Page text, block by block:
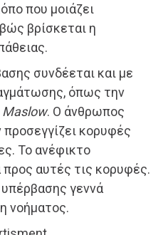
που μοιάζει
βρίσκεται η
συνδέεται και με
όπως την
. Ο άνθρωπος
κορυφές
Το ανέφικτο
αυτές τις κορυφές.
υπέρβασης γεννά
νοήματος.